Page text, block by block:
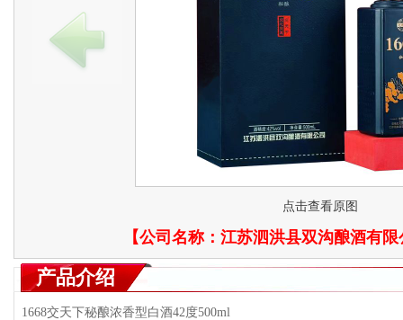
点击查看原图
【公司名称： 江苏泗洪县双沟酿酒有
产品介绍
1668交天下秘酿浓香型白酒42度500ml